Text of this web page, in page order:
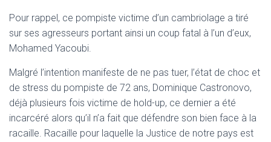
Pour rappel, ce pompiste victime d’un cambriolage a tiré
sur ses agresseurs portant ainsi un coup fatal à l’un d’eux,
Mohamed Yacoubi.
Malgré l’intention manifeste de ne pas tuer, l’état de choc et
de stress du pompiste de 72 ans, Dominique Castronovo,
déjà plusieurs fois victime de hold-up, ce dernier a été
incarcéré alors qu’il n’a fait que défendre son bien face à la
racaille. Racaille pour laquelle la Justice de notre pays est